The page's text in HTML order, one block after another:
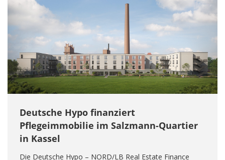
Deutsche Hypo finanziert
Pflegeimmobilie im Salzmann-Quartier
in Kassel
Die Deutsche Hypo – NORD/LB Real Estate Finance